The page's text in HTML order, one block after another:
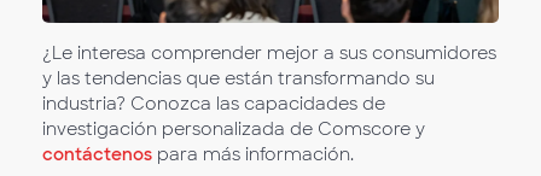
¿Le interesa comprender mejor a sus consumidores
y las tendencias que están transformando su
industria? Conozca las capacidades de
investigación personalizada de Comscore y
contáctenos para más información.